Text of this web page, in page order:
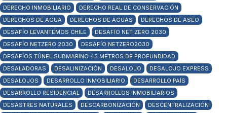
DERECHO INMOBILIARIO
DERECHO REAL DE CONSERVACIÓN
DERECHOS DE AGUA
DERECHOS DE AGUAS
DERECHOS DE ASEO
DESAFÍO LEVANTEMOS CHILE
DESAFÍO NET ZERO 2030
DESAFÍO NETZERO 2030
DESAFÍO NETZERO2030
DESAFÍOS TÚNEL SUBMARINO 45 METROS DE PROFUNDIDAD
DESALADORAS
DESALINIZACIÓN DESALOJO
DESALOJO EXPRESS
DESALOJOS
DESARROLLO INMOBILIARIO
DESARROLLO PAÍS
DESARROLLO RESIDENCIAL
DESARROLLOS INMOBILIARIOS
DESASTRES NATURALES
DESCARBONIZACIÓN
DESCENTRALIZACIÓN